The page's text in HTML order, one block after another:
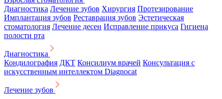
Диагностика Лечение зубов Хирургия Протезирование
Имплантация зубов Реставрация зубов Эстетическая
стоматология Лечение десен Исправление прикуса Гигиена
полости рта
Диагностика
Кондилография ДКТ Консилиум врачей Консультация с
искусственным интеллектом Diagnocat
Лечение зубов